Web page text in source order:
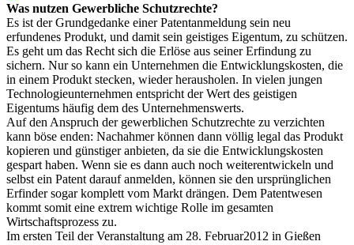
Was nutzen Gewerbliche Schutzrechte?
Es ist der Grundgedanke einer Patentanmeldung sein neu
erfundenes Produkt, und damit sein geistiges Eigentum, zu schützen.
Es geht um das Recht sich die Erlöse aus seiner Erfindung zu
sichern. Nur so kann ein Unternehmen die Entwicklungskosten, die
in einem Produkt stecken, wieder herausholen. In vielen jungen
Technologieunternehmen entspricht der Wert des geistigen
Eigentums häufig dem des Unternehmenswerts.
Auf den Anspruch der gewerblichen Schutzrechte zu verzichten
kann böse enden: Nachahmer können dann völlig legal das Produkt
kopieren und günstiger anbieten, da sie die Entwicklungskosten
gespart haben. Wenn sie es dann auch noch weiterentwickeln und
selbst ein Patent darauf anmelden, können sie den ursprünglichen
Erfinder sogar komplett vom Markt drängen. Dem Patentwesen
kommt somit eine extrem wichtige Rolle im gesamten
Wirtschaftsprozess zu.
Im ersten Teil der Veranstaltung am 28. Februar2012 in Gießen